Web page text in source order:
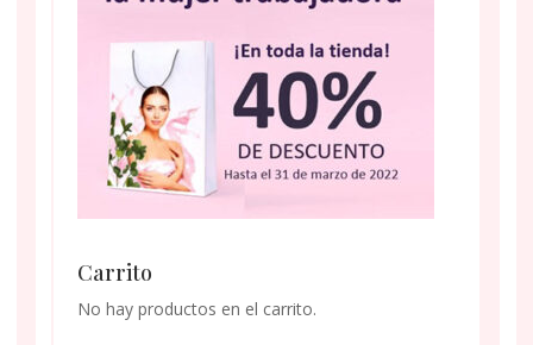
Carrito
No hay productos en el carrito.